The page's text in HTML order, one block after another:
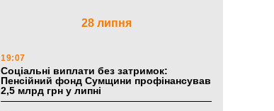
28 липня
19:07
Соціальні виплати без затримок:
Пенсійний фонд Сумщини профінансував
2,5 млрд грн у липні